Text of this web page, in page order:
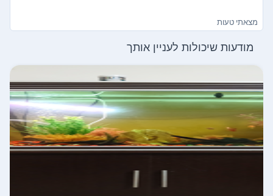
מצאתי טעות
מודעות שיכולות לעניין אותך